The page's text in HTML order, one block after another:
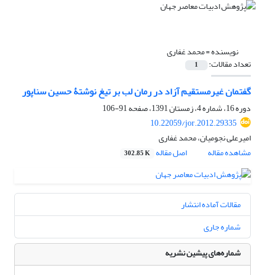
نویسنده =محمد غفاری
تعداد مقالات: 1
گفتمان غیرمستقیم آزاد در رمان لب بر تیغ نوشتۀ حسین سناپور
دوره 16، شماره 4، زمستان 1391، صفحه
91-106
10.22059/jor.2012.29335
امیرعلی نجومیان، محمد غفاری
مشاهده مقاله
اصل مقاله 302.85 K
مقالات آماده انتشار
شماره جاری
شماره‌های پیشین نشریه